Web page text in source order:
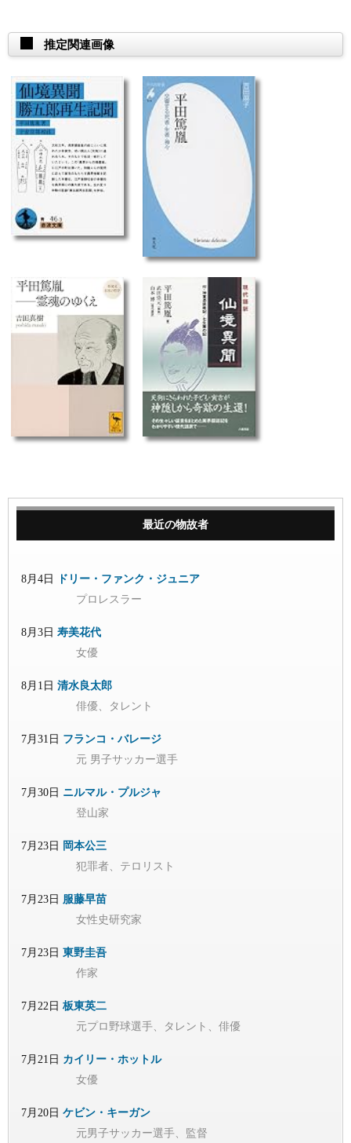
推定関連画像
最近の物故者
8月4日
ドリー・ファンク・ジュニア
プロレスラー
8月3日 寿美花代
女優
8月1日 清水良太郎
俳優、タレント
7月31日 フランコ・バレージ
元 男子サッカー選手
7月30日 ニルマル・プルジャ
登山家
7月23日 岡本公三
犯罪者、テロリスト
7月23日 服藤早苗
女性史研究家
7月23日 東野圭吾
作家
7月22日 板東英二
元プロ野球選手、タレント、俳優
7月21日 カイリー・ホットル
女優
7月20日 ケビン・キーガン
元男子サッカー選手、監督